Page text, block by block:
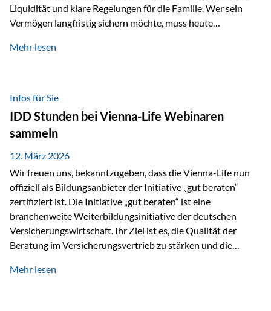
Liquidität und klare Regelungen für die Familie. Wer sein
Vermögen langfristig sichern möchte, muss heute
„Erfolgsformel Liechtenstein“, herausgegeben und verfasst
Vermögensschutz strategisch miteinander verbindet.
Warum klassische Nachfolgeplanung oft scheitert Viele
Vermögen werden erst im Todesfall übertragen. Das kann zu
Problemen führen: Hohe Erbschaftsteuern Streitigkeiten
zwischen Erben Liquiditätsprobleme bei Immobilien…
Mehr lesen
Infos für Sie
IDD Stunden bei Vienna-Life Webinaren
sammeln
12. März 2026
Wir freuen uns, bekanntzugeben, dass die Vienna-Life nun
offiziell als Bildungsanbieter der Initiative „gut beraten“
zertifiziert ist. Die Initiative „gut beraten“ ist eine
branchenweite Weiterbildungsinitiative der deutschen
Versicherungswirtschaft. Ihr Ziel ist es, die Qualität der
Beratung im Versicherungsvertrieb zu stärken und die
Personen transparent zu dokumentieren. Seit der
Mehr lesen